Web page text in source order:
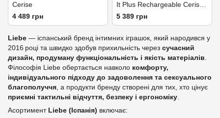
Cerise
4 489 грн
It Plus Rechargeable Cerise,
гнучкий, 2 мотори, 10
режимів
5 389 грн
Liebe — іспанський бренд інтимних іграшок, який народився у
2016 році та швидко здобув прихильність через сучасний
дизайн, продуману функціональність і якість матеріалів.
Філософія Liebe обертається навколо комфорту,
індивідуального підходу до задоволення та сексуального
благополуччя, а продукти бренду створені для тих, хто цінує
приємні тактильні відчуття, безпеку і ергономіку.
Асортимент Liebe (Іспанія) включає: